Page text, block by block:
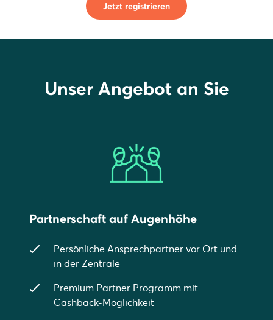
Jetzt registrieren
Unser Angebot an Sie
Partnerschaft auf Augenhöhe
Persönliche Ansprechpartner vor Ort und
in der Zentrale
Premium Partner Programm mit
Cashback-Möglichkeit